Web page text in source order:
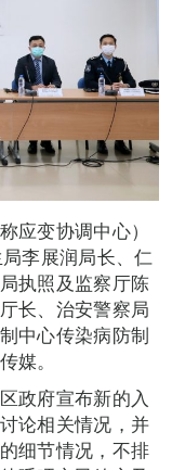
应变协调中心）
李展润局长、仁
执照及监察厅陈
长、治安警察局
中心传染病防制
媒。
政府宣布新的入
论相关情况，并
细节情况，不排